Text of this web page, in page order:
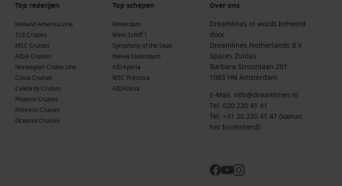
Top rederijen
Holland America Line
TUI Cruises
MSC Cruises
AIDA Cruises
Norwegian Cruise Line
Costa Cruises
Celebrity Cruises
Phoenix Cruises
Princess Cruises
Oceania Cruises
Top schepen
Rotterdam
Mein Schiff 1
Symphony of the Seas
Nieuw Statendam
AIDAperla
MSC Preziosa
AIDAnova
Over ons
Dreamlines.nl wordt beheerd
door
Dreamlines Netherlands B.V.
Spaces Zuidas
Barbara Strozzilaan 201
1083 HN Amsterdam
E-Mail: info@dreamlines.nl
Tel: 020 220 41 41
Tel: +31 20 220 41 41 (Vanuit
het buitenland)